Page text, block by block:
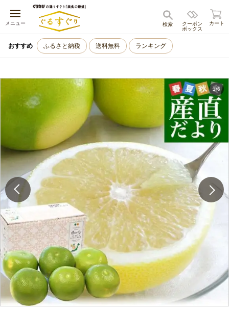
メニュー
キャンセル
クーポン
ボックス
検索 カート
おすすめ ふるさと納税 送料無料 ランキング
1/6